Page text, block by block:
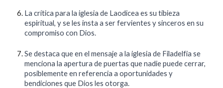
La crítica para la iglesia de Laodicea es su tibieza
espiritual, y se les insta a ser fervientes y sinceros en su
compromiso con Dios.
Se destaca que en el mensaje a la iglesia de Filadelfia se
menciona la apertura de puertas que nadie puede cerrar,
posiblemente en referencia a oportunidades y
bendiciones que Dios les otorga.